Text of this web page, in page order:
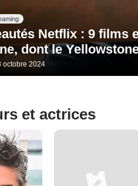
Netflix : 9 films
dont le
octobre 2024
et actrices